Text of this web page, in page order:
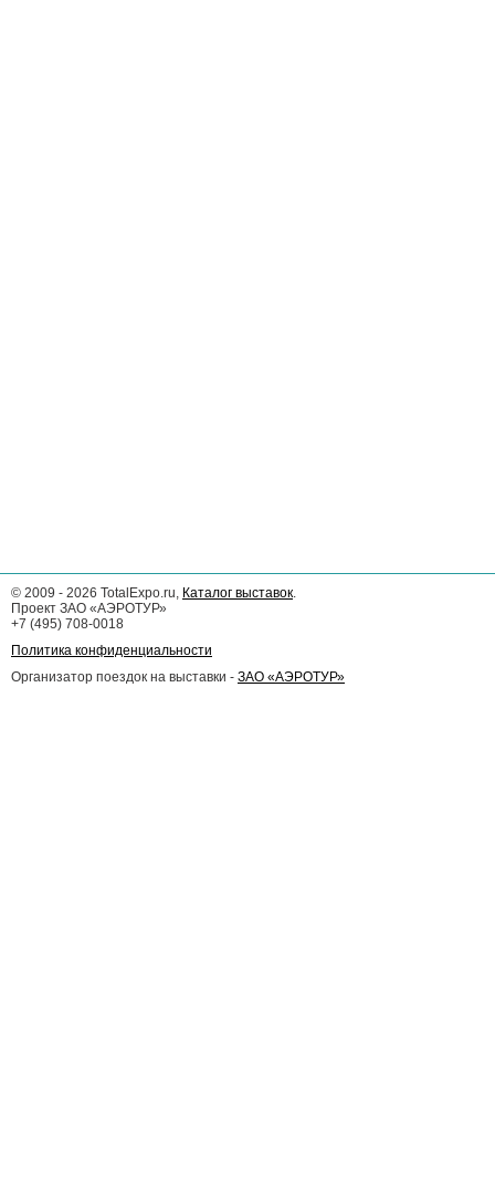
© 2009 - 2026 TotalExpo.ru, Каталог выставок.
Проект ЗАО «АЭРОТУР»
+7 (495) 708-0018
Политика конфиденциальности
Организатор поездок на выставки - ЗАО «АЭРОТУР»